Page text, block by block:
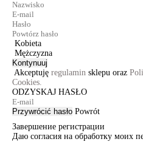
Kobieta
Mężczyzna
Kontynuuj
Akceptuję regulamin sklepu oraz
Cookies.
ODZYSKAJ HASŁO
Przywrócić hasło Powrót
Завершение регистрации
Даю согласия на обработку моих